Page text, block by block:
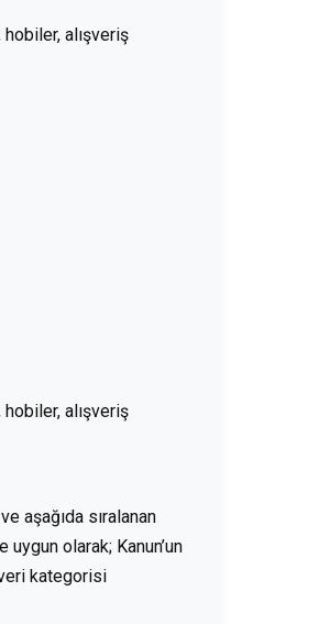
alışveriş
alışveriş
aşağıda sıralanan
olarak; Kanun’un
kategorisi